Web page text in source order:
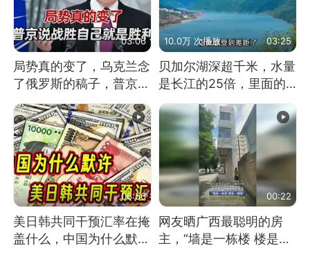
03:06
局势真的变了，乌克兰念
了俄罗斯的稿子，普京说
战胜自己就是胜利
10.0万 次播放 03:25
贝加尔湖深超千米，水量
是长江的25倍，里面的
鱼究竟有多大？
06:56
美日韩共同干预汇率在掩
盖什么，中国为什么默
00:22
网友晒广西最聪明的房
主，“墙是一栋楼 楼是一